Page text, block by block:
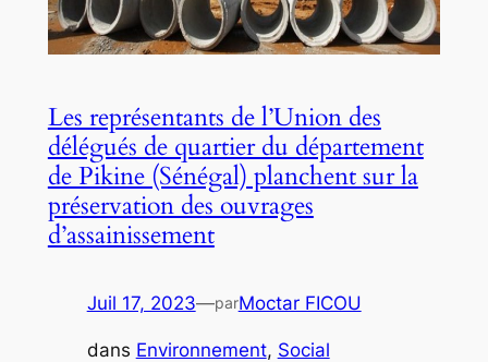
Les représentants de l’Union des
délégués de quartier du département
de Pikine (Sénégal) planchent sur la
préservation des ouvrages
d’assainissement
Juil 17, 2023—parMoctar FICOU
dans Environnement, Social